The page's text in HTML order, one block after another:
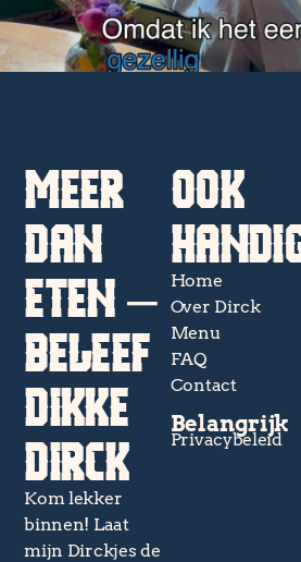
MEER
DAN
ETEN –
BELEEF
DIKKE
DIRCK
Kom lekker
binnen! Laat
mijn Dirckjes de
OOK
Home
Over Dirck
Menu
FAQ
Contact
Belangrijk
Privacybeleid